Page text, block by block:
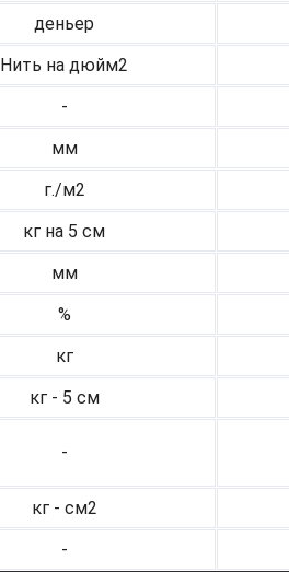
деньер
Нить на дюйм2
-
мм
г./м2
кг на 5 см
мм
%
кг
кг - 5 см
-
кг - см2
-